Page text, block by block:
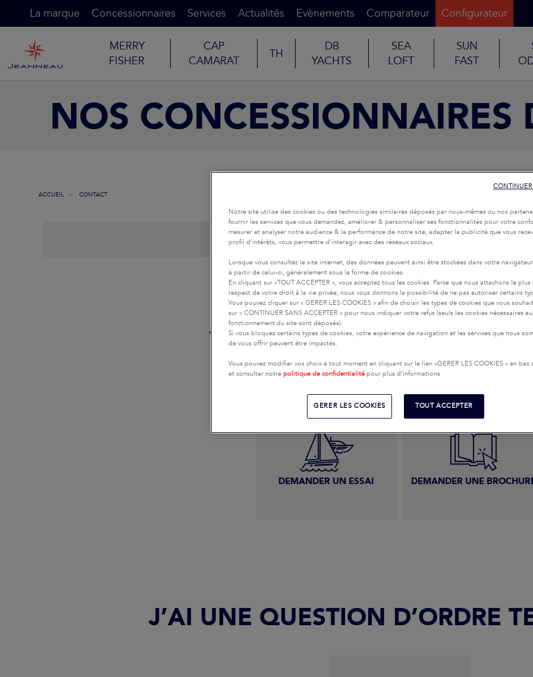
La marque Concessionnaires Services Actualités Evènements Comparateur Configurateur
MERRY
FISHER
CAP
CAMARAT
TH
DB
YACHTS
SEA
LOFT
SUN
FAST
NOS CONCESSIONNAIRES
ACCUEIL CONTACT
J’AI UNE QUESTION DE
COMMERCIALE
DEMANDER UN ESSAI DEMANDER UNE
J’AI UNE QUESTION D’ORDRE
Notre site utilise des cookies ou des technologies similaires déposés par nous-mêmes ou nos
fournir les services que vous demandez, améliorer & personnaliser ses fonctionnalités pour votre
mesurer et analyser notre audience & la performance de notre site, adapter la publicité que vous
profil d’intérêts, vous permettre d’interagir avec des réseaux sociaux.
Lorsque vous consultez le site internet, des données peuvent ainsi être stockées dans votre
à partir de celui-ci, généralement sous la forme de cookies.
En cliquant sur «TOUT ACCEPTER », vous acceptez tous les cookies. Parce que nous attachons le
respect de votre droit à la vie privée, nous vous donnons la possibilité de ne pas autoriser certains
Vous pouvez cliquer sur « GERER LES COOKIES » afin de choisir les types de cookies que vous
sur « CONTINUER SANS ACCEPTER » pour nous indiquer votre refus (seuls les cookies nécessaires au
fonctionnement du site sont déposés).
Si vous bloquez certains types de cookies, votre expérience de navigation et les services que nous
de vous offrir peuvent être impactés.
Vous pouvez modifier vos choix à tout moment en cliquant sur le lien «GERER LES COOKIES » en bas
et consulter notre politique de confidentialité pour plus d’informations
GERER LES COOKIES TOUT ACCEPTER